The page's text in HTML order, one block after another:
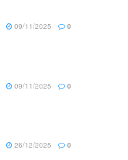
09/11/2025 0
09/11/2025 0
26/12/2025 0